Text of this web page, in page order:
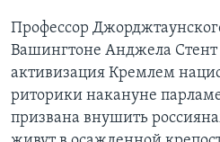
Профессор
Вашингтоне Анджела Стент
активизация Кремлем
риторики накануне
призвана внушить